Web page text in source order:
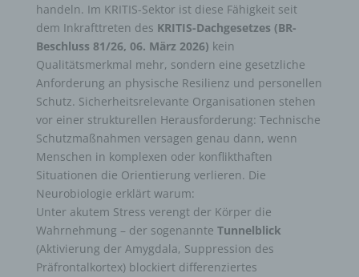
handeln. Im KRITIS-Sektor ist diese Fähigkeit seit
dem Inkrafttreten des KRITIS-Dachgesetzes (BR-
Beschluss 81/26, 06. März 2026) kein
Qualitätsmerkmal mehr, sondern eine gesetzliche
Anforderung an physische Resilienz und personellen
Schutz. Sicherheitsrelevante Organisationen stehen
vor einer strukturellen Herausforderung: Technische
Schutzmaßnahmen versagen genau dann, wenn
Menschen in komplexen oder konflikthaften
Situationen die Orientierung verlieren. Die
Neurobiologie erklärt warum:
Unter akutem Stress verengt der Körper die
Wahrnehmung – der sogenannte Tunnelblick
(Aktivierung der Amygdala, Suppression des
Präfrontalkortex) blockiert differenziertes